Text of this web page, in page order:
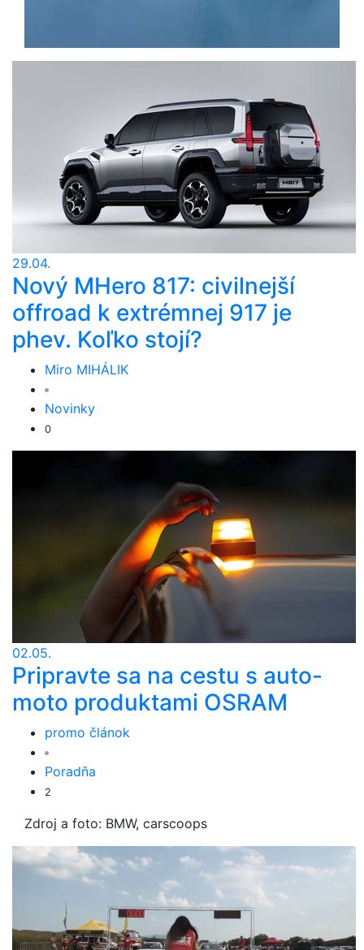
29.04.
Nový MHero 817: civilnejší
offroad k extrémnej 917 je
phev. Koľko stojí?
Miro MIHÁLIK
Novinky
0
02.05.
Pripravte sa na cestu s auto-
moto produktami OSRAM
promo článok
Poradňa
2
Zdroj a foto: BMW, carscoops